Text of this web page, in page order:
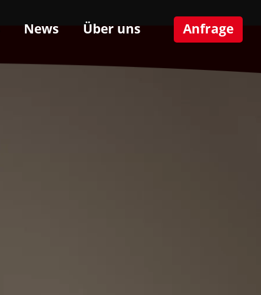
News Über uns Anfrage